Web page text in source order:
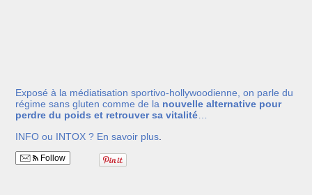
Exposé à la médiatisation sportivo-hollywoodienne, on parle du
régime sans gluten comme de la nouvelle alternative pour
perdre du poids et retrouver sa vitalité…
INFO ou INTOX ? En savoir plus
Follow